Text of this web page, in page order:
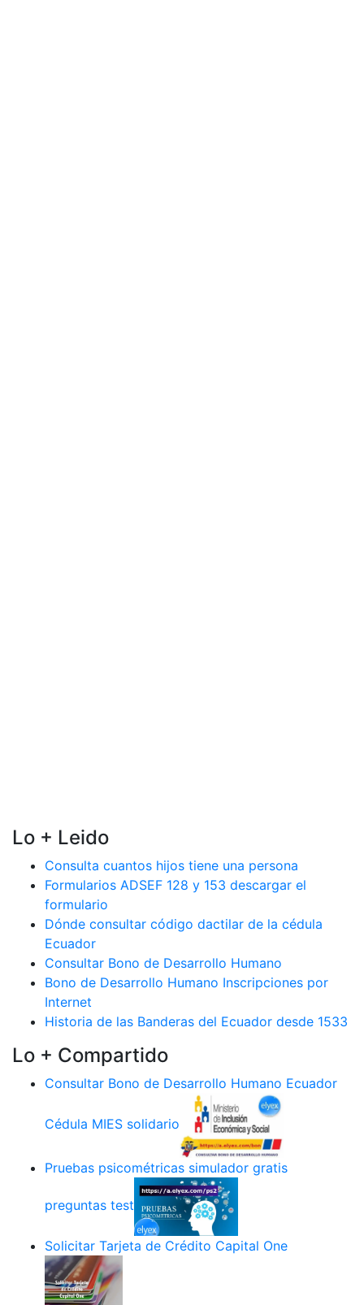
Lo + Leido
Consulta cuantos hijos tiene una persona
Formularios ADSEF 128 y 153 descargar el
formulario
Dónde consultar código dactilar de la cédula
Ecuador
Consultar Bono de Desarrollo Humano
Bono de Desarrollo Humano Inscripciones por
Internet
Historia de las Banderas del Ecuador desde 1533
Lo + Compartido
Consultar Bono de Desarrollo Humano Ecuador
Cédula MIES solidario
Pruebas psicométricas simulador gratis
preguntas test
Solicitar Tarjeta de Crédito Capital One